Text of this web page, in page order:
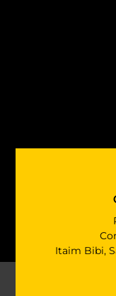
Itaim Bibi,